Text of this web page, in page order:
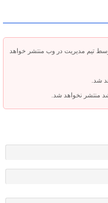
تیم مدیریت در وب منتشر خواهد
شد.
منتشر نخواهد شد.